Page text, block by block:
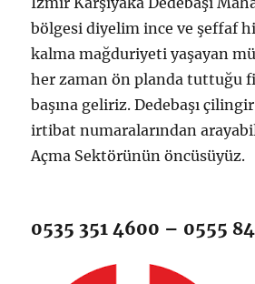
bölgesi diyelim ince ve şeffaf
kalma mağduriyeti yaşayan
her zaman ön planda tuttuğu
başına geliriz. Dedebaşı
irtibat numaralarından
Açma Sektörünün öncüsüyüz.
0535 351 4600 – 0555